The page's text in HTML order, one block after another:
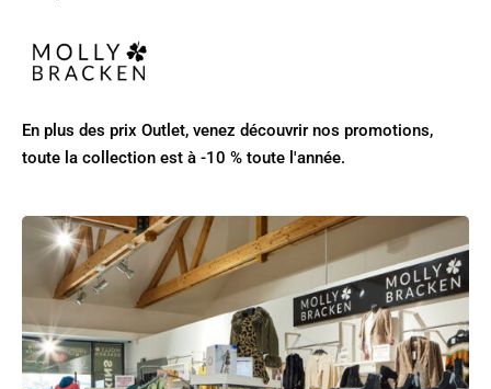
En plus des prix Outlet, venez découvrir nos promotions,
toute la collection est à -10 % toute l'année.